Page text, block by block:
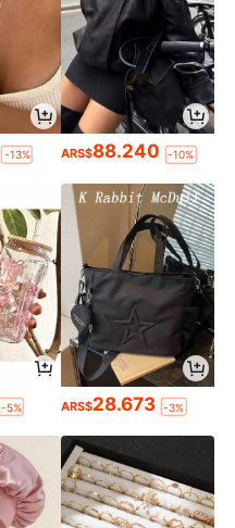
-13% ARS$88.240 -10%
-5% ARS$28.673 -3%